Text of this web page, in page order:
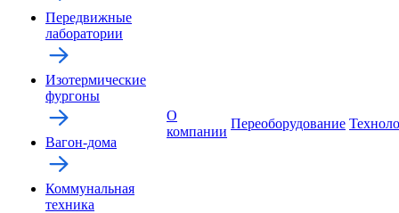
Передвижные
лаборатории
Изотермические
фургоны
Вагон-дома
Коммунальная
техника
О
компании
Переоборудование